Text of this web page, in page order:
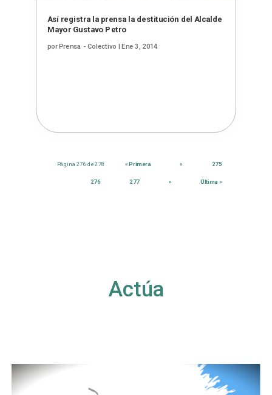
Así registra la prensa la destitución del Alcalde
Mayor Gustavo Petro
porPrensa - Colectivo | Ene 3, 2014
Página 276 de 278 « Primera « 275
276 277 » Última »
Actúa